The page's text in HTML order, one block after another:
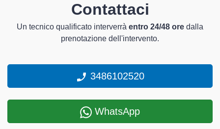
Contattaci
Un tecnico qualificato interverrà entro 24/48 ore dalla
prenotazione dell'intervento.
3486102520
WhatsApp